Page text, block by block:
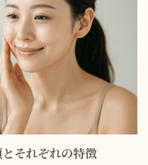
それぞれの特徴